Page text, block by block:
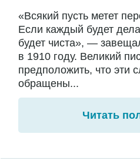
«Всякий пусть метет
Если каждый будет
будет чиста», —
в 1910 году. Великий
предположить, что эти
обращены...
Читать